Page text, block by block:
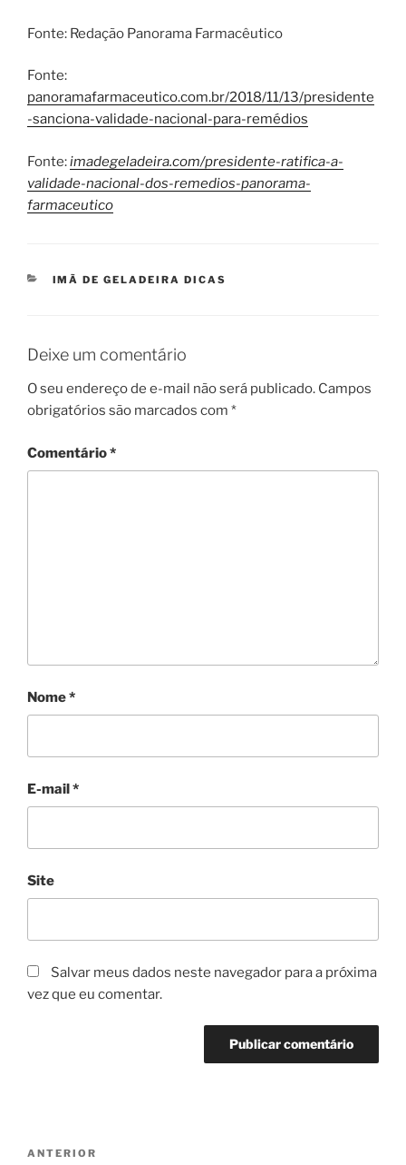
Fonte: Redação Panorama Farmacêutico
Fonte:
panoramafarmaceutico.com.br/2018/11/13/presidente
-sanciona-validade-nacional-para-remédios
Fonte:imadegeladeira.com/presidente-ratifica-a-
validade-nacional-dos-remedios-panorama-
farmaceutico
CATEGORIAS
IMÃ DE GELADEIRA DICAS
Deixe um comentário
O seu endereço de e-mail não será publicado. Campos
obrigatórios são marcados com *
Comentário*
Nome*
E-mail*
Site
Salvar meus dados neste navegador para a próxima
vez que eu comentar.
Navegação
Post
ANTERIOR